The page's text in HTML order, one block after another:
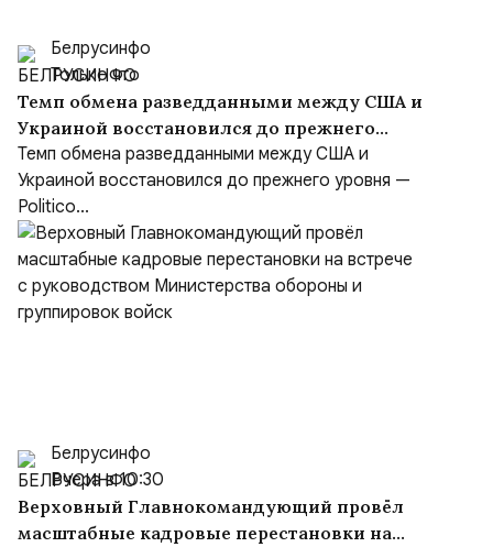
Белрусинфо
Только что
Темп обмена разведданными между США и
Украиной восстановился до прежнего
уровня
Темп обмена разведданными между США и
Украиной восстановился до прежнего уровня —
Politico...
Белрусинфо
Вчера в 10:30
Верховный Главнокомандующий провёл
масштабные кадровые перестановки на